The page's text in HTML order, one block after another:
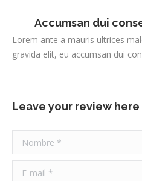
Accumsan dui
Lorem ante a mauris ultrices
gravida elit, eu accumsan dui
Leave your review here
Nombre *
E-mail *